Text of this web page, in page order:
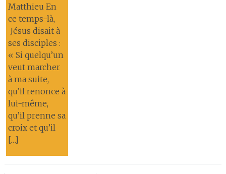
Matthieu En
ce temps-là,
Jésus disait à
ses disciples :
« Si quelqu’un
veut marcher
à ma suite,
qu’il renonce à
lui-même,
qu’il prenne sa
croix et qu’il
[…]